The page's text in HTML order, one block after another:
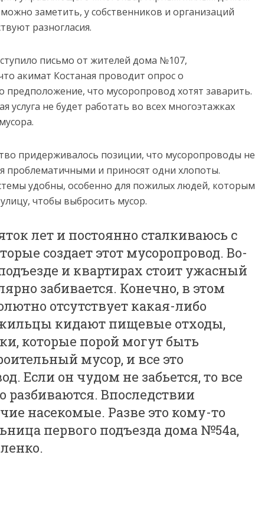
заметить, у собственников и организаций
разногласия.
письмо от жителей дома №107,
акимат Костаная проводит опрос о
что мусоропровод хотят заварить.
услуга не будет работать во всех многоэтажках
придерживалось позиции, что мусоропроводы не
проблематичными и приносят одни хлопоты.
удобны, особенно для пожилых людей, которым
чтобы выбросить мусор.
лет и постоянно сталкиваюсь с
создает этот мусоропровод. Во-
и квартирах стоит ужасный
забивается. Конечно, в этом
отсутствует какая-либо
кидают пищевые отходы,
которые порой могут быть
мусор, и все это
Если он чудом не забьется, то все
разбиваются. Впоследствии
насекомые. Разве это кому-то
первого подъезда дома №54а,